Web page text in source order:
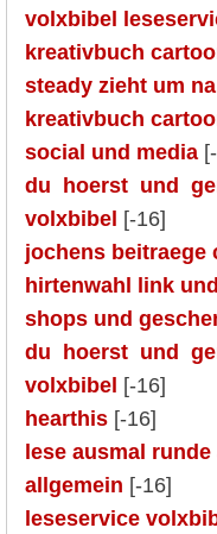
volxbibel
kreativbuch
steady zieht um
kreativbuch
social und media
du hoerst und
volxbibel [-16]
jochens beitraege
hirtenwahl link
shops und
du hoerst und
volxbibel [-16]
hearthis [-16]
lese ausmal
allgemein [-16]
leseservice